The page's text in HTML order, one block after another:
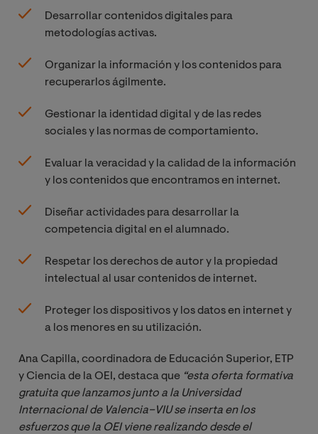
Desarrollar contenidos digitales para
metodologías activas.
Organizar la información y los contenidos para
recuperarlos ágilmente.
Gestionar la identidad digital y de las redes
sociales y las normas de comportamiento.
Evaluar la veracidad y la calidad de la información
y los contenidos que encontramos en internet.
Diseñar actividades para desarrollar la
competencia digital en el alumnado.
Respetar los derechos de autor y la propiedad
intelectual al usar contenidos de internet.
Proteger los dispositivos y los datos en internet y
a los menores en su utilización.
Ana Capilla, coordinadora de Educación Superior, ETP
y Ciencia de la OEI, destaca que “esta oferta formativa
gratuita que lanzamos junto a la Universidad
Internacional de Valencia–VIU se inserta en los
esfuerzos que la OEI viene realizando desde el